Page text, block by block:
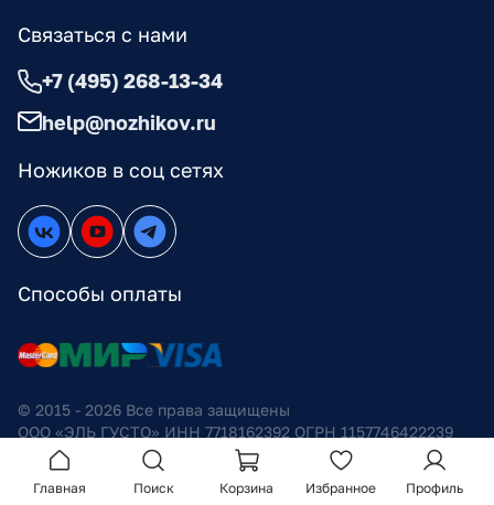
Ножиков в соц сетях
Способы оплаты
Связаться с нами
+7 (495) 268-13-34
help@nozhikov.ru
© 2015 - 2026 Все права защищены
ООО «ЭЛЬ ГУСТО» ИНН 7718162392 ОГРН 1157746422239
Публичная оферта
Главная Поиск Корзина Избранное Профиль